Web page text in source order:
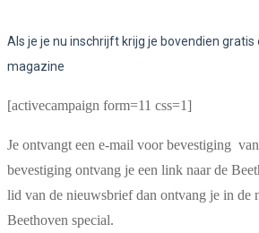
Als je je nu inschrijft krijg je bovendien
magazine
[activecampaign form=11 css=1]
Je ontvangt een e-mail voor bevestiging
bevestiging ontvang je een link naar de
lid van de nieuwsbrief dan ontvang je in de
Beethoven special.